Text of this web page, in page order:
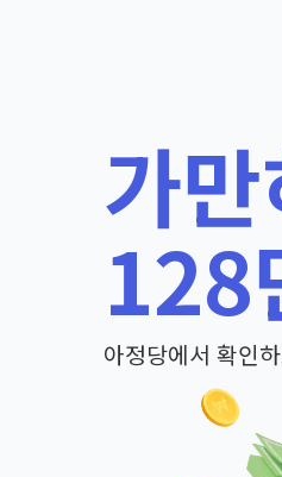
가
128
아정당에서 확인